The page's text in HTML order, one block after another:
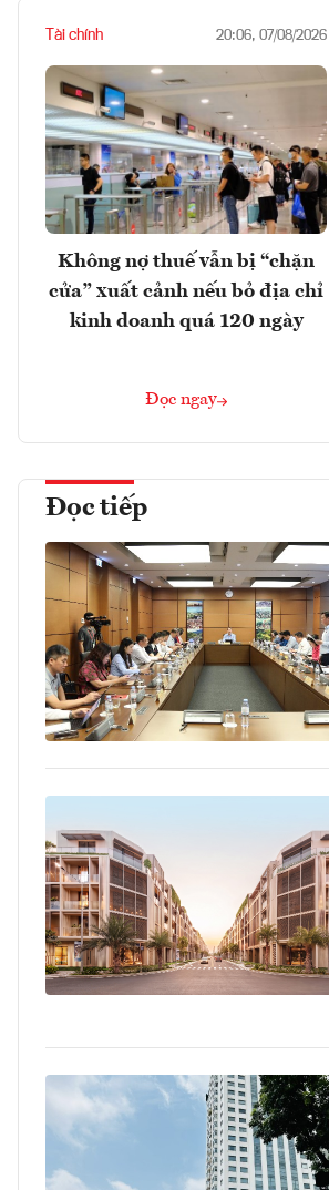
Tài chính 20:06, 07/08/2026
Không nợ thuế vẫn bị “chặn
cửa” xuất cảnh nếu bỏ địa chỉ
kinh doanh quá 120 ngày
Đọc ngay
Đọc tiếp